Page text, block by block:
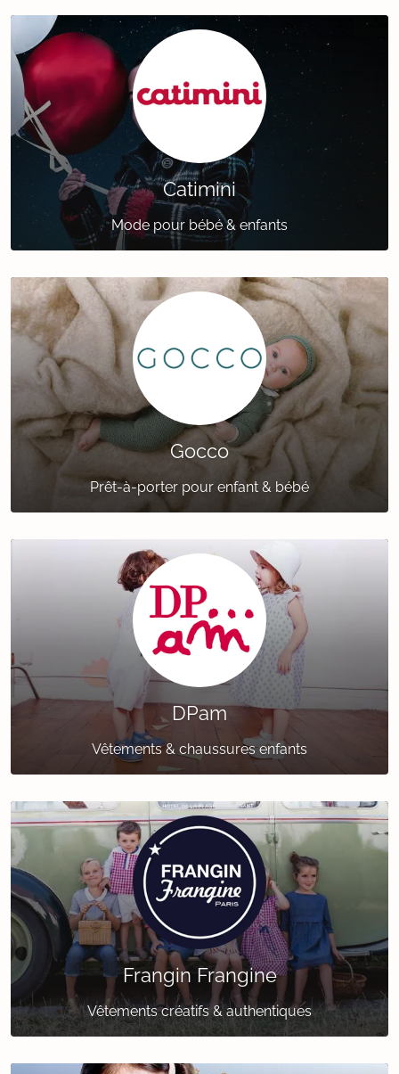
Catimini
Mode pour bébé & enfants
Gocco
Prêt-à-porter pour enfant & bébé
DPam
Vêtements & chaussures enfants
Frangin Frangine
Vêtements créatifs & authentiques